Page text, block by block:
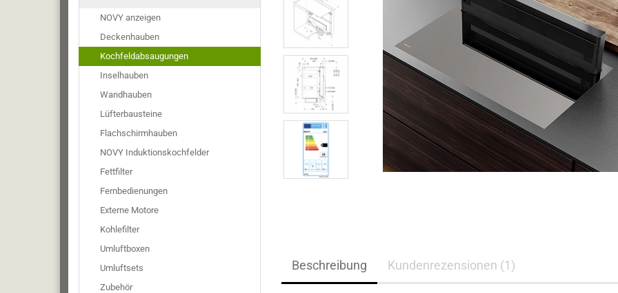
Beschreibung Kundenrezensionen (1)
NOVY anzeigen
Deckenhauben
Kochfeldabsaugungen
Inselhauben
Wandhauben
Lüfterbausteine
Flachschirmhauben
NOVY Induktionskochfelder
Fettfilter
Fernbedienungen
Externe Motore
Kohlefilter
Umluftboxen
Umluftsets
Zubehör